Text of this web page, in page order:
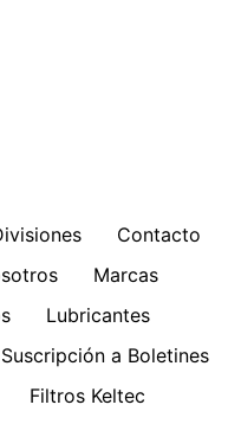
Contacto
Marcas
Lubricantes
Suscripción a Boletines
Filtros Keltec